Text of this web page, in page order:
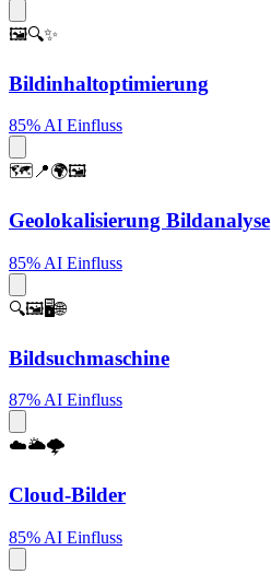
🖼️🔍✨
Bildinhaltoptimierung
85% AI Einfluss
🗺️📍🌍🖼️
Geolokalisierung Bildanalyse
85% AI Einfluss
🔍🖼️🖥️🌐
Bildsuchmaschine
87% AI Einfluss
☁️🌥️🌩️
Cloud-Bilder
85% AI Einfluss